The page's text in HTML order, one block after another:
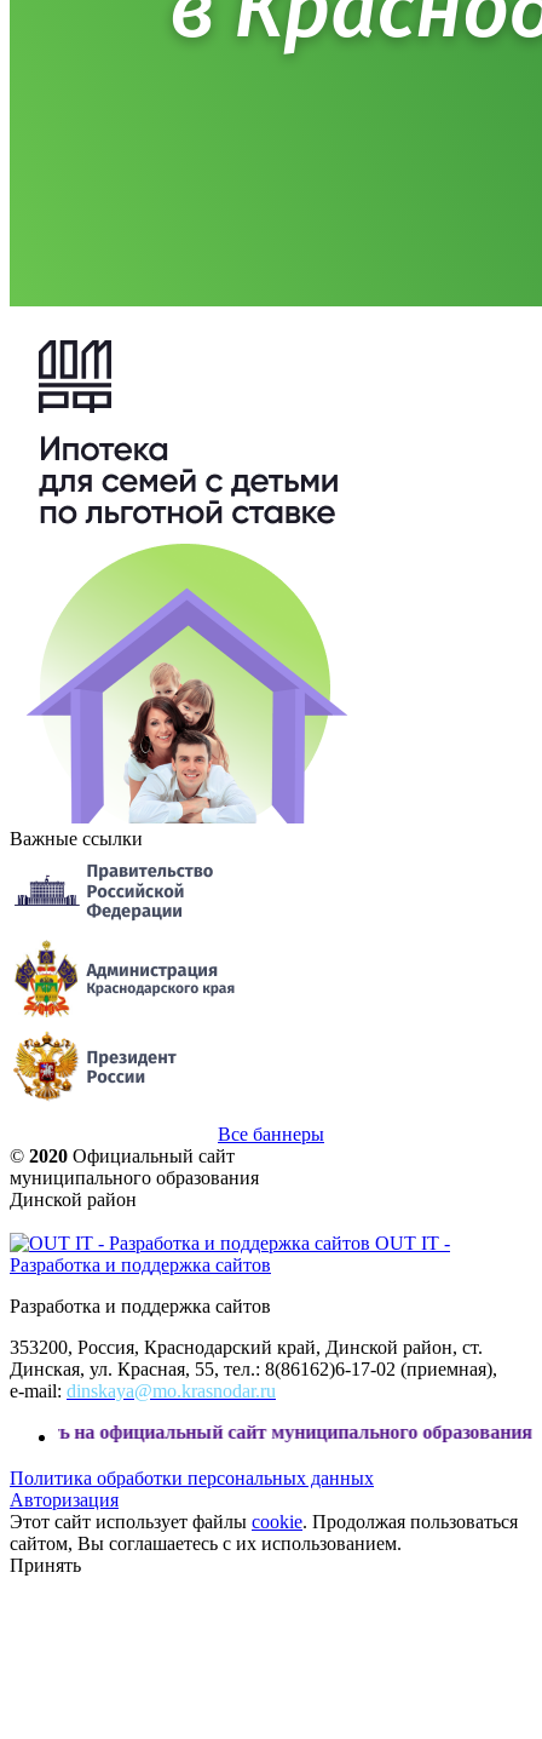
Важные ссылки
Все баннеры
© 2020 Официальный сайт
муниципального образования
Динской район
OUT IT -
Разработка и поддержка сайтов
Разработка и поддержка сайтов
353200, Россия, Краснодарский край, Динской район, ст.
Динская, ул. Красная, 55, тел.: 8(86162)6-17-02 (приемная),
e-mail: dinskaya@mo.krasnodar.ru
сайт муниципального образования Динской
Политика обработки персональных данных
Авторизация
Этот сайт использует файлы cookie. Продолжая пользоваться
сайтом, Вы соглашаетесь с их использованием.
Принять